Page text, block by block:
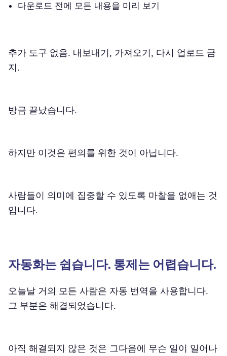
다운로드 전에 모든 내용을 미리 보기
추가 도구 없음. 내보내기, 가져오기, 다시 업로드 금
지.
방금 끝났습니다.
하지만 이것은 편의를 위한 것이 아닙니다.
사람들이 의미에 집중할 수 있도록 마찰을 없애는 것
입니다.
자동화는 쉽습니다. 통제는 어렵습니다.
오늘날 거의 모든 사람은 자동 번역을 사용합니다.
그 부분은 해결되었습니다.
아직 해결되지 않은 것은 그다음에 무슨 일이 일어나